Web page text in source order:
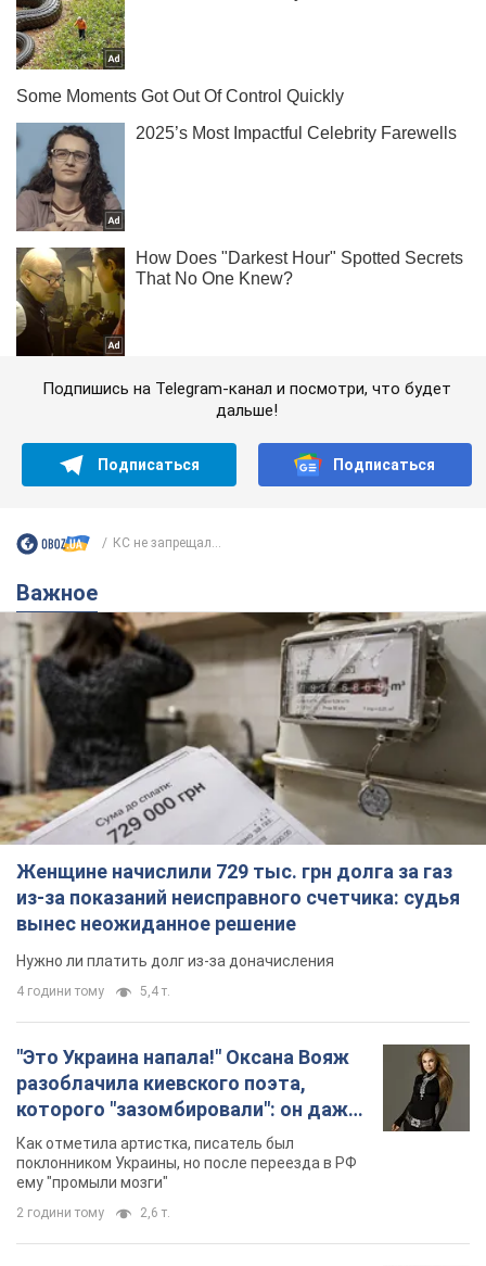
Подпишись на Telegram-канал и посмотри, что будет
дальше!
Подписаться Подписаться
КС не запрещал...
Важное
Женщине начислили 729 тыс. грн долга за газ
из-за показаний неисправного счетчика: судья
вынес неожиданное решение
Нужно ли платить долг из-за доначисления
4 години тому 5,4 т.
"Это Украина напала!" Оксана Вояж
разоблачила киевского поэта,
которого "зазомбировали": он даже
русского не знал, а теперь хочет
геноцида украинцев
Как отметила артистка, писатель был
поклонником Украины, но после переезда в РФ
ему "промыли мозги"
2 години тому 2,6 т.